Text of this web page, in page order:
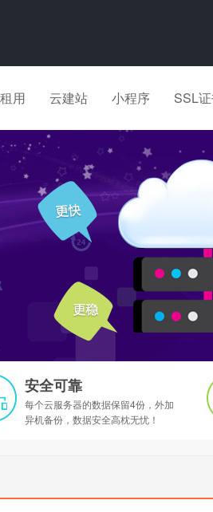
用 云建站 小程序 SSL
安全可靠
每个云服务器的数据保留4份，外加
异机备份，数据安全高枕无忧！